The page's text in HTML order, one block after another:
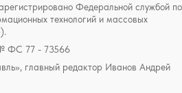
Федеральной службой по
технологий и массовых
ФС 77 - 73566
главный редактор Иванов Андрей